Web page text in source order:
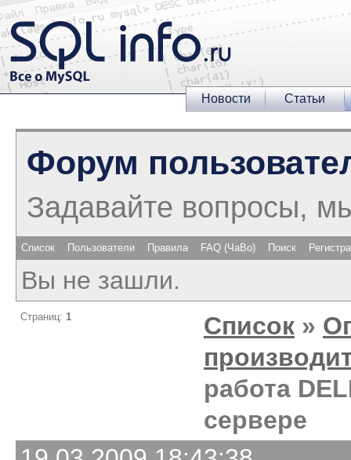
Новости Статьи
Форум
Задавайте вопросы,
Список Пользователи Правила FAQ (ЧаВо) Поиск
Вы не зашли.
Страниц: 1 Список »
работа
сервере